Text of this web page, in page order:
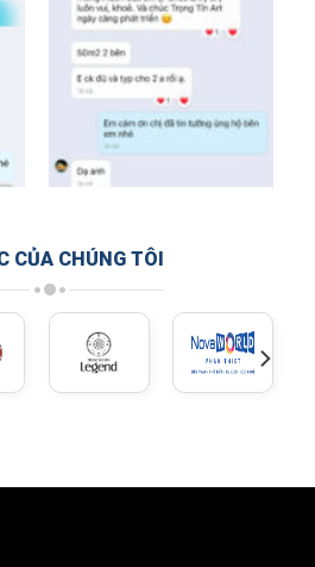
CỦA CHÚNG TÔI